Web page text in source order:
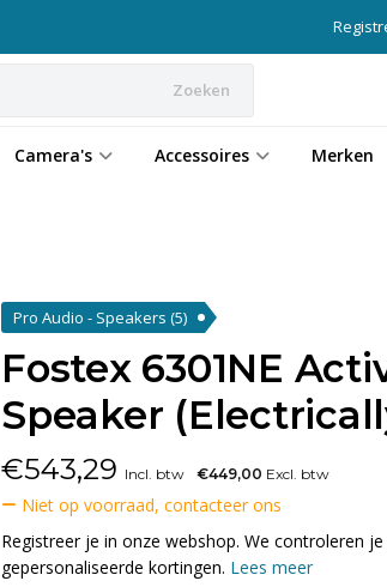
Zoeken
Camera's Accessoires Merken
Pro Audio - Speakers (5)
Fostex 6301NE
Speaker
€543,29 Incl. btw €449,00 Excl. btw
Niet op voorraad, contacteer ons
Registreer je in onze webshop. We controleren
gepersonaliseerde kortingen. Lees meer